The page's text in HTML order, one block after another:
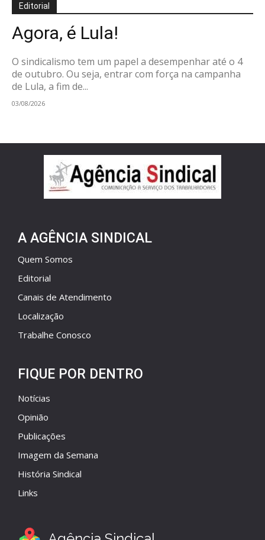
Editorial
Agora, é Lula!
O sindicalismo tem um papel a desempenhar até o 4
de outubro. Ou seja, entrar com força na campanha
de Lula, a fim de...
03/08/2026
A AGÊNCIA SINDICAL
Quem Somos
Editorial
Canais de Atendimento
Localização
Trabalhe Conosco
FIQUE POR DENTRO
Notícias
Opinião
Publicações
Imagem da Semana
História Sindical
Links